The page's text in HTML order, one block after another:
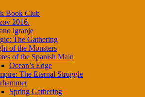
Book Club
2016.
igranje
The Gathering
of the Monsters
of the Spanish Main
Ocean’s Edge
The Eternal Struggle
Spring Gathering